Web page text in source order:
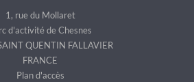
1, rue du Mollaret
d'activité de Chesnes
QUENTIN FALLAVIER
FRANCE
Plan d'accès